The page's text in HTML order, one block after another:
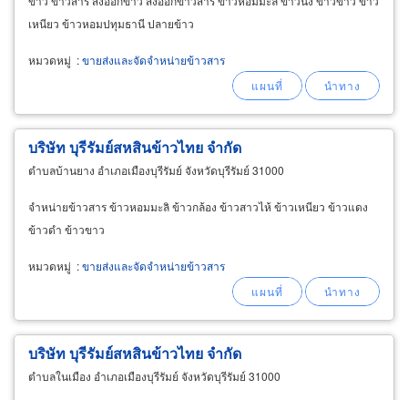
เหนียว ข้าวหอมปทุมธานี ปลายข้าว
หมวดหมู่ :ขายส่งและจัดจำหน่ายข้าวสาร
บริษัท บุรีรัมย์สหสินข้าวไทย จำกัด
ตำบลบ้านยาง อำเภอเมืองบุรีรัมย์ จังหวัดบุรีรัมย์ 31000
จำหน่ายข้าวสาร ข้าวหอมมะลิ ข้าวกล้อง ข้าวสาวไห้ ข้าวเหนียว ข้าวแดง
ข้าวดำ ข้าวขาว
หมวดหมู่ :ขายส่งและจัดจำหน่ายข้าวสาร
บริษัท บุรีรัมย์สหสินข้าวไทย จำกัด
ตำบลในเมือง อำเภอเมืองบุรีรัมย์ จังหวัดบุรีรัมย์ 31000